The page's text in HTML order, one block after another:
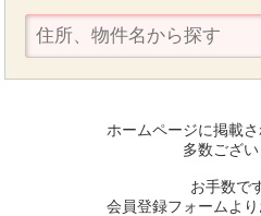
ホームページに掲載
多数ござい
お手数で
会員登録フォームより